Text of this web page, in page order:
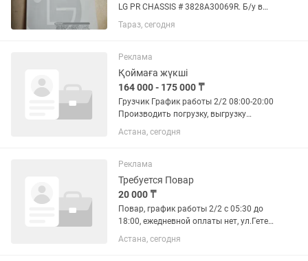
LG PR CHASSIS # 3828А30069R. Б/у в
отличном состоянии(пульт и книжка в
наличии) Самовывоз. По
Цена договорная
Тараз, сегодня
Реклама
Қоймаға жүкші
164 000 - 175 000 ₸
Грузчик График работы 2/2 08:00-20:00
Производить погрузку, выгрузку
товаров; Осуществлять крепление и
паллетирование грузов; Осуществлять
оборудования. Важно, чтобы у вас...
Астана, сегодня
Реклама
Требуется Повар
20 000 ₸
Повар, график работы 2/2 с 05:30 до
18:00, ежедневной оплаты нет, ул.Гете 4
Столовая Блок питания, сан.книжка
обязательна. выдаем спец.одежду,
Астана, сегодня